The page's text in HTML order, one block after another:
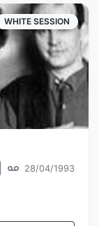
WHITE SESSION
28/04/1993